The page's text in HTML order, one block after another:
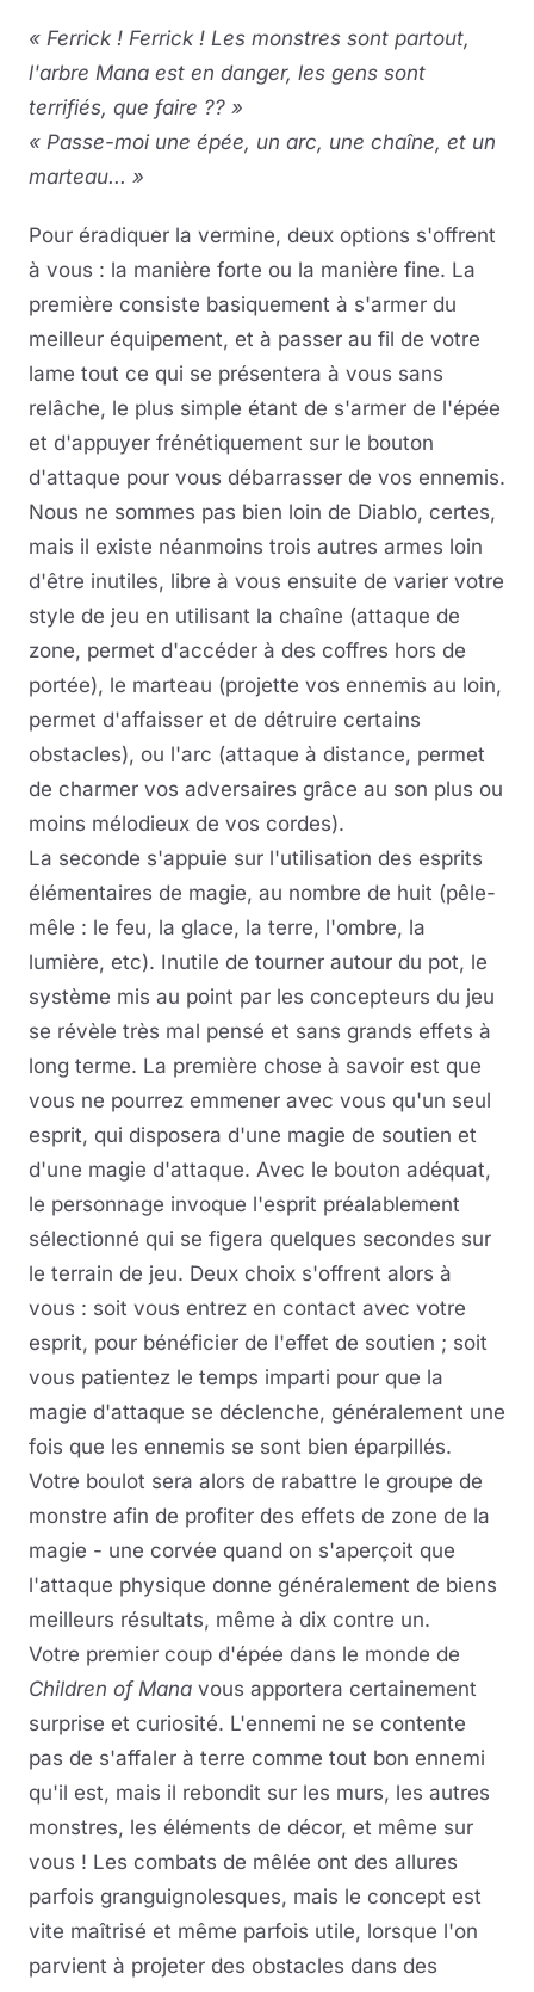
« Ferrick ! Ferrick ! Les monstres sont partout,
l'arbre Mana est en danger, les gens sont
terrifiés, que faire ?? »
« Passe-moi une épée, un arc, une chaîne, et un
marteau... »
Pour éradiquer la vermine, deux options s'offrent
à vous : la manière forte ou la manière fine. La
première consiste basiquement à s'armer du
meilleur équipement, et à passer au fil de votre
lame tout ce qui se présentera à vous sans
relâche, le plus simple étant de s'armer de l'épée
et d'appuyer frénétiquement sur le bouton
d'attaque pour vous débarrasser de vos ennemis.
Nous ne sommes pas bien loin de Diablo, certes,
mais il existe néanmoins trois autres armes loin
d'être inutiles, libre à vous ensuite de varier votre
style de jeu en utilisant la chaîne (attaque de
zone, permet d'accéder à des coffres hors de
portée), le marteau (projette vos ennemis au loin,
permet d'affaisser et de détruire certains
obstacles), ou l'arc (attaque à distance, permet
de charmer vos adversaires grâce au son plus ou
moins mélodieux de vos cordes).
La seconde s'appuie sur l'utilisation des esprits
élémentaires de magie, au nombre de huit (pêle-
mêle : le feu, la glace, la terre, l'ombre, la
lumière, etc). Inutile de tourner autour du pot, le
système mis au point par les concepteurs du jeu
se révèle très mal pensé et sans grands effets à
long terme. La première chose à savoir est que
vous ne pourrez emmener avec vous qu'un seul
esprit, qui disposera d'une magie de soutien et
d'une magie d'attaque. Avec le bouton adéquat,
le personnage invoque l'esprit préalablement
sélectionné qui se figera quelques secondes sur
le terrain de jeu. Deux choix s'offrent alors à
vous : soit vous entrez en contact avec votre
esprit, pour bénéficier de l'effet de soutien ; soit
vous patientez le temps imparti pour que la
magie d'attaque se déclenche, généralement une
fois que les ennemis se sont bien éparpillés.
Votre boulot sera alors de rabattre le groupe de
monstre afin de profiter des effets de zone de la
magie - une corvée quand on s'aperçoit que
l'attaque physique donne généralement de biens
meilleurs résultats, même à dix contre un.
Votre premier coup d'épée dans le monde de
Children of Mana vous apportera certainement
surprise et curiosité. L'ennemi ne se contente
pas de s'affaler à terre comme tout bon ennemi
qu'il est, mais il rebondit sur les murs, les autres
monstres, les éléments de décor, et même sur
vous ! Les combats de mêlée ont des allures
parfois granguignolesques, mais le concept est
vite maîtrisé et même parfois utile, lorsque l'on
parvient à projeter des obstacles dans des